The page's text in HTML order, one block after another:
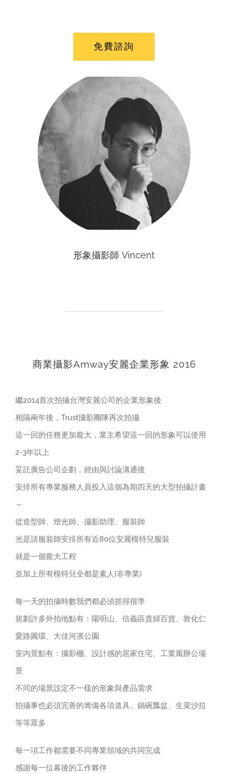
免費諮詢
形象攝影師 Vincent
商業攝影Amway安麗企業形象 2016
繼2014首次拍攝台灣安麗公司的企業形象後
相隔兩年後，Trust攝影團隊再次拍攝
這一回的任務更加龐大，業主希望這一回的形象可以使用
2-3年以上
妥託廣告公司企劃，經由與討論溝通後
安排所有專業服務人員投入這個為期四天的大型拍攝計畫
～
從造型師、燈光師、攝影助理、服裝師
光是請服裝師安排所有近80位安麗模特兒服裝
就是一個龐大工程
並加上所有模特兒全都是素人(非專業)
每一天的拍攝時數我們都必須抓得很準
規劃許多外拍地點有：陽明山、信義區貴婦百貨、敦化仁
愛路圓環、大佳河濱公園
室內景點有：攝影棚、設計感的居家住宅、工業風辦公場
景
不同的場景設定不一樣的形象與產品需求
拍攝事也必須完善的籌備各項道具、鍋碗瓢盆、生菜沙拉
等等眾多
每一項工作都需要不同專業領域的共同完成
感謝每一位幕後的工作夥伴